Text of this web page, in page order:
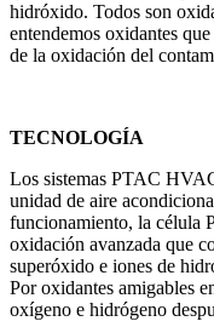
hidróxido. Todos son
entendemos oxidantes
de la oxidación del
TECNOLOGÍA
Los sistemas PTAC
unidad de aire
funcionamiento, la célula
oxidación avanzada que
superóxido e iones de
Por oxidantes amigables
oxígeno e hidrógeno